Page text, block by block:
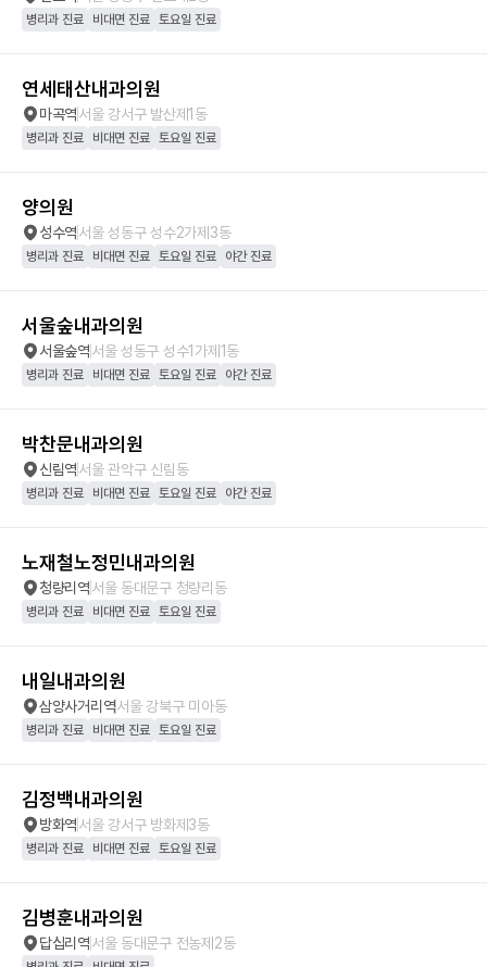
병리과 진료 비대면 진료 토요일 진료
연세태산내과의원
마곡역서울 강서구 발산제1동
병리과 진료 비대면 진료 토요일 진료
양의원
성수역서울 성동구 성수2가제3동
병리과 진료 비대면 진료 토요일 진료 야간 진료
서울숲내과의원
서울숲역서울 성동구 성수1가제1동
병리과 진료 비대면 진료 토요일 진료 야간 진료
박찬문내과의원
신림역서울 관악구 신림동
병리과 진료 비대면 진료 토요일 진료 야간 진료
노재철노정민내과의원
청량리역서울 동대문구 청량리동
병리과 진료 비대면 진료 토요일 진료
내일내과의원
삼양사거리역서울 강북구 미아동
병리과 진료 비대면 진료 토요일 진료
김정백내과의원
방화역서울 강서구 방화제3동
병리과 진료 비대면 진료 토요일 진료
김병훈내과의원
답십리역서울 동대문구 전농제2동